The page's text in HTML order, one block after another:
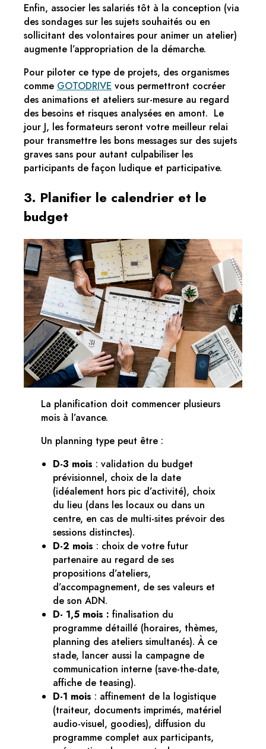
Enfin, associer les salariés tôt à la conception (via
des sondages sur les sujets souhaités ou en
sollicitant des volontaires pour animer un atelier)
augmente l’appropriation de la démarche.
Pour piloter ce type de projets, des organismes
comme GOTODRIVE vous permettront cocréer
des animations et ateliers sur-mesure au regard
des besoins et risques analysées en amont. Le
jour J, les formateurs seront votre meilleur relai
pour transmettre les bons messages sur des sujets
graves sans pour autant culpabiliser les
participants de façon ludique et participative.
3. Planifier le calendrier et le
budget
La planification doit commencer plusieurs
mois à l’avance.
Un planning type peut être :
D-3 mois : validation du budget
prévisionnel, choix de la date
(idéalement hors pic d’activité), choix
du lieu (dans les locaux ou dans un
centre, en cas de multi-sites prévoir des
sessions distinctes).
D-2 mois : choix de votre futur
partenaire au regard de ses
propositions d’ateliers,
d’accompagnement, de ses valeurs et
de son ADN.
D- 1,5 mois : finalisation du
programme détaillé (horaires, thèmes,
planning des ateliers simultanés). À ce
stade, lancer aussi la campagne de
communication interne (save-the-date,
affiche de teasing).
D-1 mois : affinement de la logistique
(traiteur, documents imprimés, matériel
audio-visuel, goodies), diffusion du
programme complet aux participants,